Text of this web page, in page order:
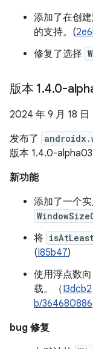
添加了在创
的支持。(
修复了选择
版本 1.4.0-
2024 年 9 月 18 日
发布了
版本 1.4.0-
新功能
添加了一个
将
(I85b47)
使用浮点数向
载。（I3dcb2
b/364680886
bug 修复